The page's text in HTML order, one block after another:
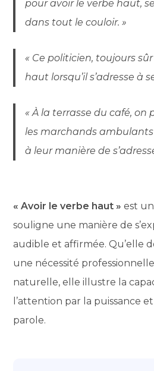
pour avoir le verbe haut,
dans tout le couloir. »
« Ce politicien, toujours
haut lorsqu’il s’adresse à
« À la terrasse du café,
les marchands
à leur manière de
« Avoir le verbe haut » est
souligne une manière de
audible et affirmée. Qu’elle
une nécessité
naturelle, elle illustre la
l’attention par la puissance
parole.